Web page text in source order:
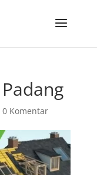
0 Komentar